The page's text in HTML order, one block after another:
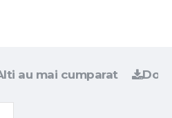
au mai cumparat